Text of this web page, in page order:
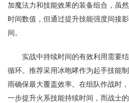
加魔法力和技能效果的装备组合，虽
时间数值，但通过提升技能强度间接
间。
实战中持续时间的有效利用需要
循环。推荐采用冰咆哮作为起手技能
雨确保最大覆盖效率。在组队作战时
一步提升火系技能持续时间，而战士